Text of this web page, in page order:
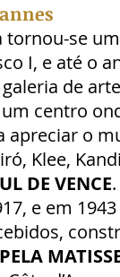
se
I, e até o
de
centro
o
Klee,
DE VENCE
e em